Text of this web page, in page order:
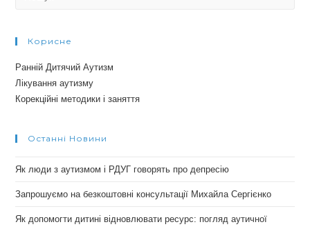
Корисне
Ранній Дитячий Аутизм
Лікування аутизму
Корекційні методики і заняття
Останні Новини
Як люди з аутизмом і РДУГ говорять про депресію
Запрошуємо на безкоштовні консультації Михайла Сергієнко
Як допомогти дитині відновлювати ресурс: погляд аутичної